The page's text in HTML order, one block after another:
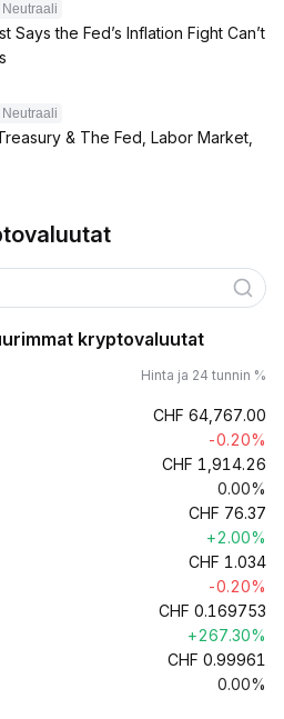
Neutraali
Says the Fed’s Inflation Fight Can’t
Neutraali
& The Fed, Labor Market,
kryptovaluutat
Hinta ja 24 tunnin %
CHF 64,767.00
-0.20%
CHF 1,914.26
0.00%
CHF 76.37
+2.00%
CHF 1.034
-0.20%
CHF 0.169753
+267.30%
CHF 0.99961
0.00%